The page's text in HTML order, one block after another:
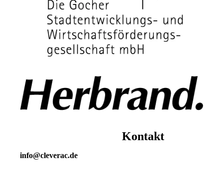
Kontakt
info@cleverac.de